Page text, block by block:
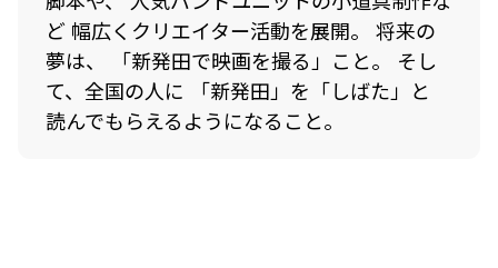
ど 幅広くクリエイター活動を展開。 将来の
夢は、 「新発田で映画を撮る」こと。 そし
て、全国の人に 「新発田」を「しばた」と
読んでもらえるようになること。